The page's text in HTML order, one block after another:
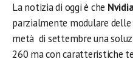
La notizia di oggi è che
parzialmente modulare
metà di settembre una
260 ma con caratteristiche